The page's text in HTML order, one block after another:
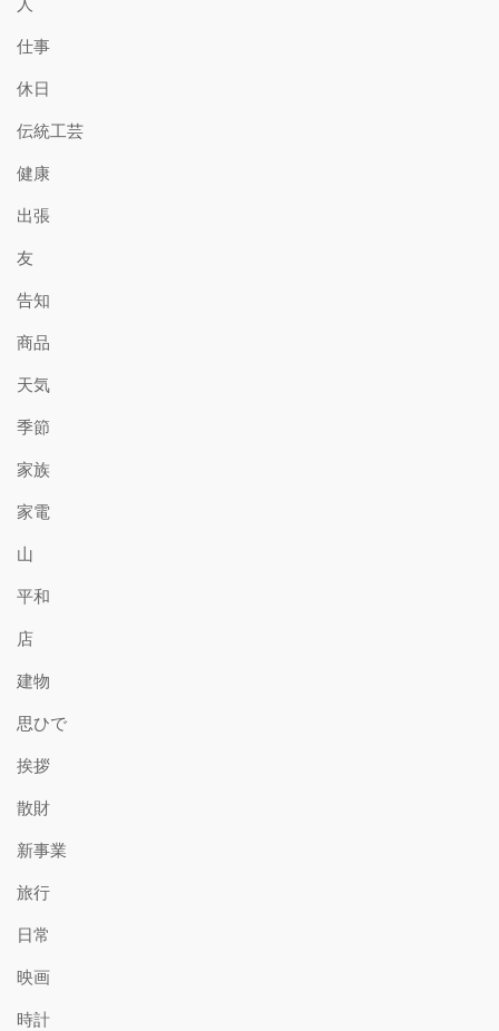
仕事
休日
伝統工芸
健康
出張
友
告知
商品
天気
季節
家族
家電
山
平和
店
建物
思ひで
挨拶
散財
新事業
旅行
日常
映画
時計